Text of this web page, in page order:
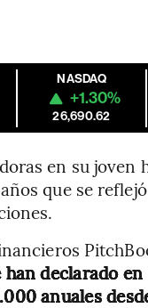
NASDAQ
+1.30%
26,690.62
en su joven
que se reflejó
han declarado
anuales